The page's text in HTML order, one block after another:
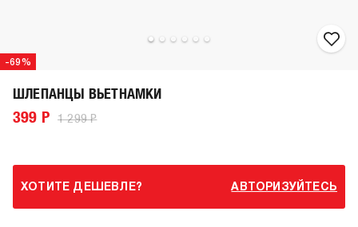
-69%
ШЛЕПАНЦЫ ВЬЕТНАМКИ
399 Р 1 299 Р
ХОТИТЕ ДЕШЕВЛЕ? АВТОРИЗУЙТЕСЬ